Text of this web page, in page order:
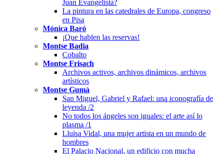
Juan Evangelista?
La pintura en las catedrales de Europa, congreso
en Pisa
Mónica Baró
¡Que hablen las reservas!
Montse Badia
Cobalto
Montse Frisach
Archivos activos, archivos dinámicos, archivos
artísticos
Montse Gumà
San Miguel, Gabriel y Rafael: una iconografía de
leyenda /2
No todos los ángeles son iguales: el arte así lo
plasma /1
Lluïsa Vidal, una mujer artista en un mundo de
hombres
El Palacio Nacional, un edificio con mucha